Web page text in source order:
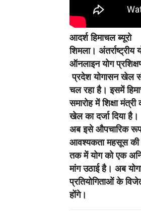
आदर्श हिमाचल ब्यूरो
शिमला।
ऑनलाइन योग
प्रदेश योगासन खेल
चल रहा है। इसमें
समारोह में शिक्षा
खेल का दर्जा दिया है।
अब इसे औपचारिक रूप
आवश्यकता महसूस की
तक में योग को एक
मांग उठाई है। अब
प्रतियोगिताओं के
होंगे।